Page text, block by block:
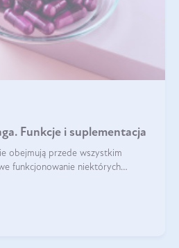
Funkcje i suplementacja
obejmują przede wszystkim
funkcjonowanie niektórych